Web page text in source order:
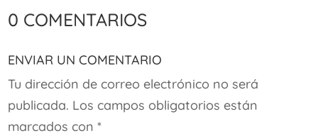
0 comentarios
Enviar un comentario
Tu dirección de correo electrónico no será
publicada. Los campos obligatorios están
marcados con*